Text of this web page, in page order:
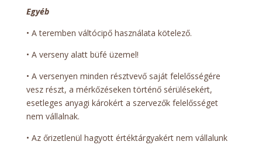
Egyéb
• A teremben váltócipő használata kötelező.
• A verseny alatt büfé üzemel!
• A versenyen minden résztvevő saját felelősségére
vesz részt, a mérkőzéseken történő sérülésekért,
esetleges anyagi károkért a szervezők felelősséget
nem vállalnak.
• Az őrizetlenül hagyott értéktárgyakért nem vállalunk